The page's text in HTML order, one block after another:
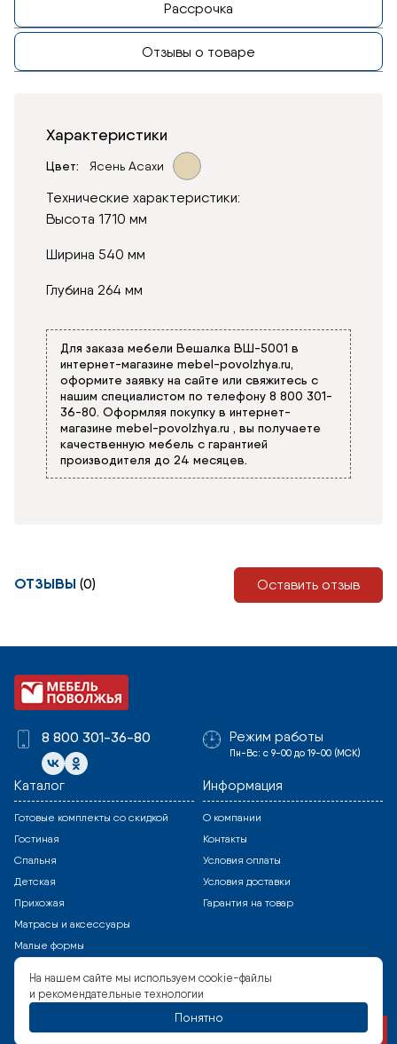
Рассрочка
Отзывы о товаре
Характеристики
Цвет Ясень Асахи
Технические характеристики:
Высота 1710 мм
Ширина 540 мм
Глубина 264 мм
Для заказа мебели Вешалка ВШ-5001 в
интернет-магазине mebel-povolzhya.ru,
оформите заявку на сайте или свяжитесь с
нашим специалистом по телефону 8 800 301-
36-80. Оформляя покупку в интернет-
магазине mebel-povolzhya.ru , вы получаете
качественную мебель с гарантией
производителя до 24 месяцев.
ОТЗЫВЫ (0) Оставить отзыв
8 800 301-36-80 Режим работы
Пн-Вс: с 9-00 до 19-00 (МСК)
Каталог
Готовые комплекты со скидкой
Гостиная
Спальня
Детская
Прихожая
Матрасы и аксессуары
Малые формы
Все модули
Информация
О компании
Контакты
Условия оплаты
Условия доставки
Гарантия на товар
Copyright © 2023 Все права защищены
Соглашение на обработку персональных данных
Способы оплаты
На нашем сайте мы используем cookie-файлы
и рекомендательные технологии
Понятно